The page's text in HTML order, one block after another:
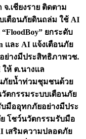
จ.เชียงราย ติดตาม
เตือนภัยดินถล่ม ใช้ AI
ยกระดับ
และ AI แจ้งเตือนภัย
ย่างมีประสิทธิภาพวช.
ให้ ต.นางแล
นภัยน้ำท่วมชุมชนด้วย
ตกรรมระบบเตือนภัย
มืออุทกภัยอย่างมีประ
ย โชว์นวัตกรรมรับมือ
เสริมความปลอดภัย